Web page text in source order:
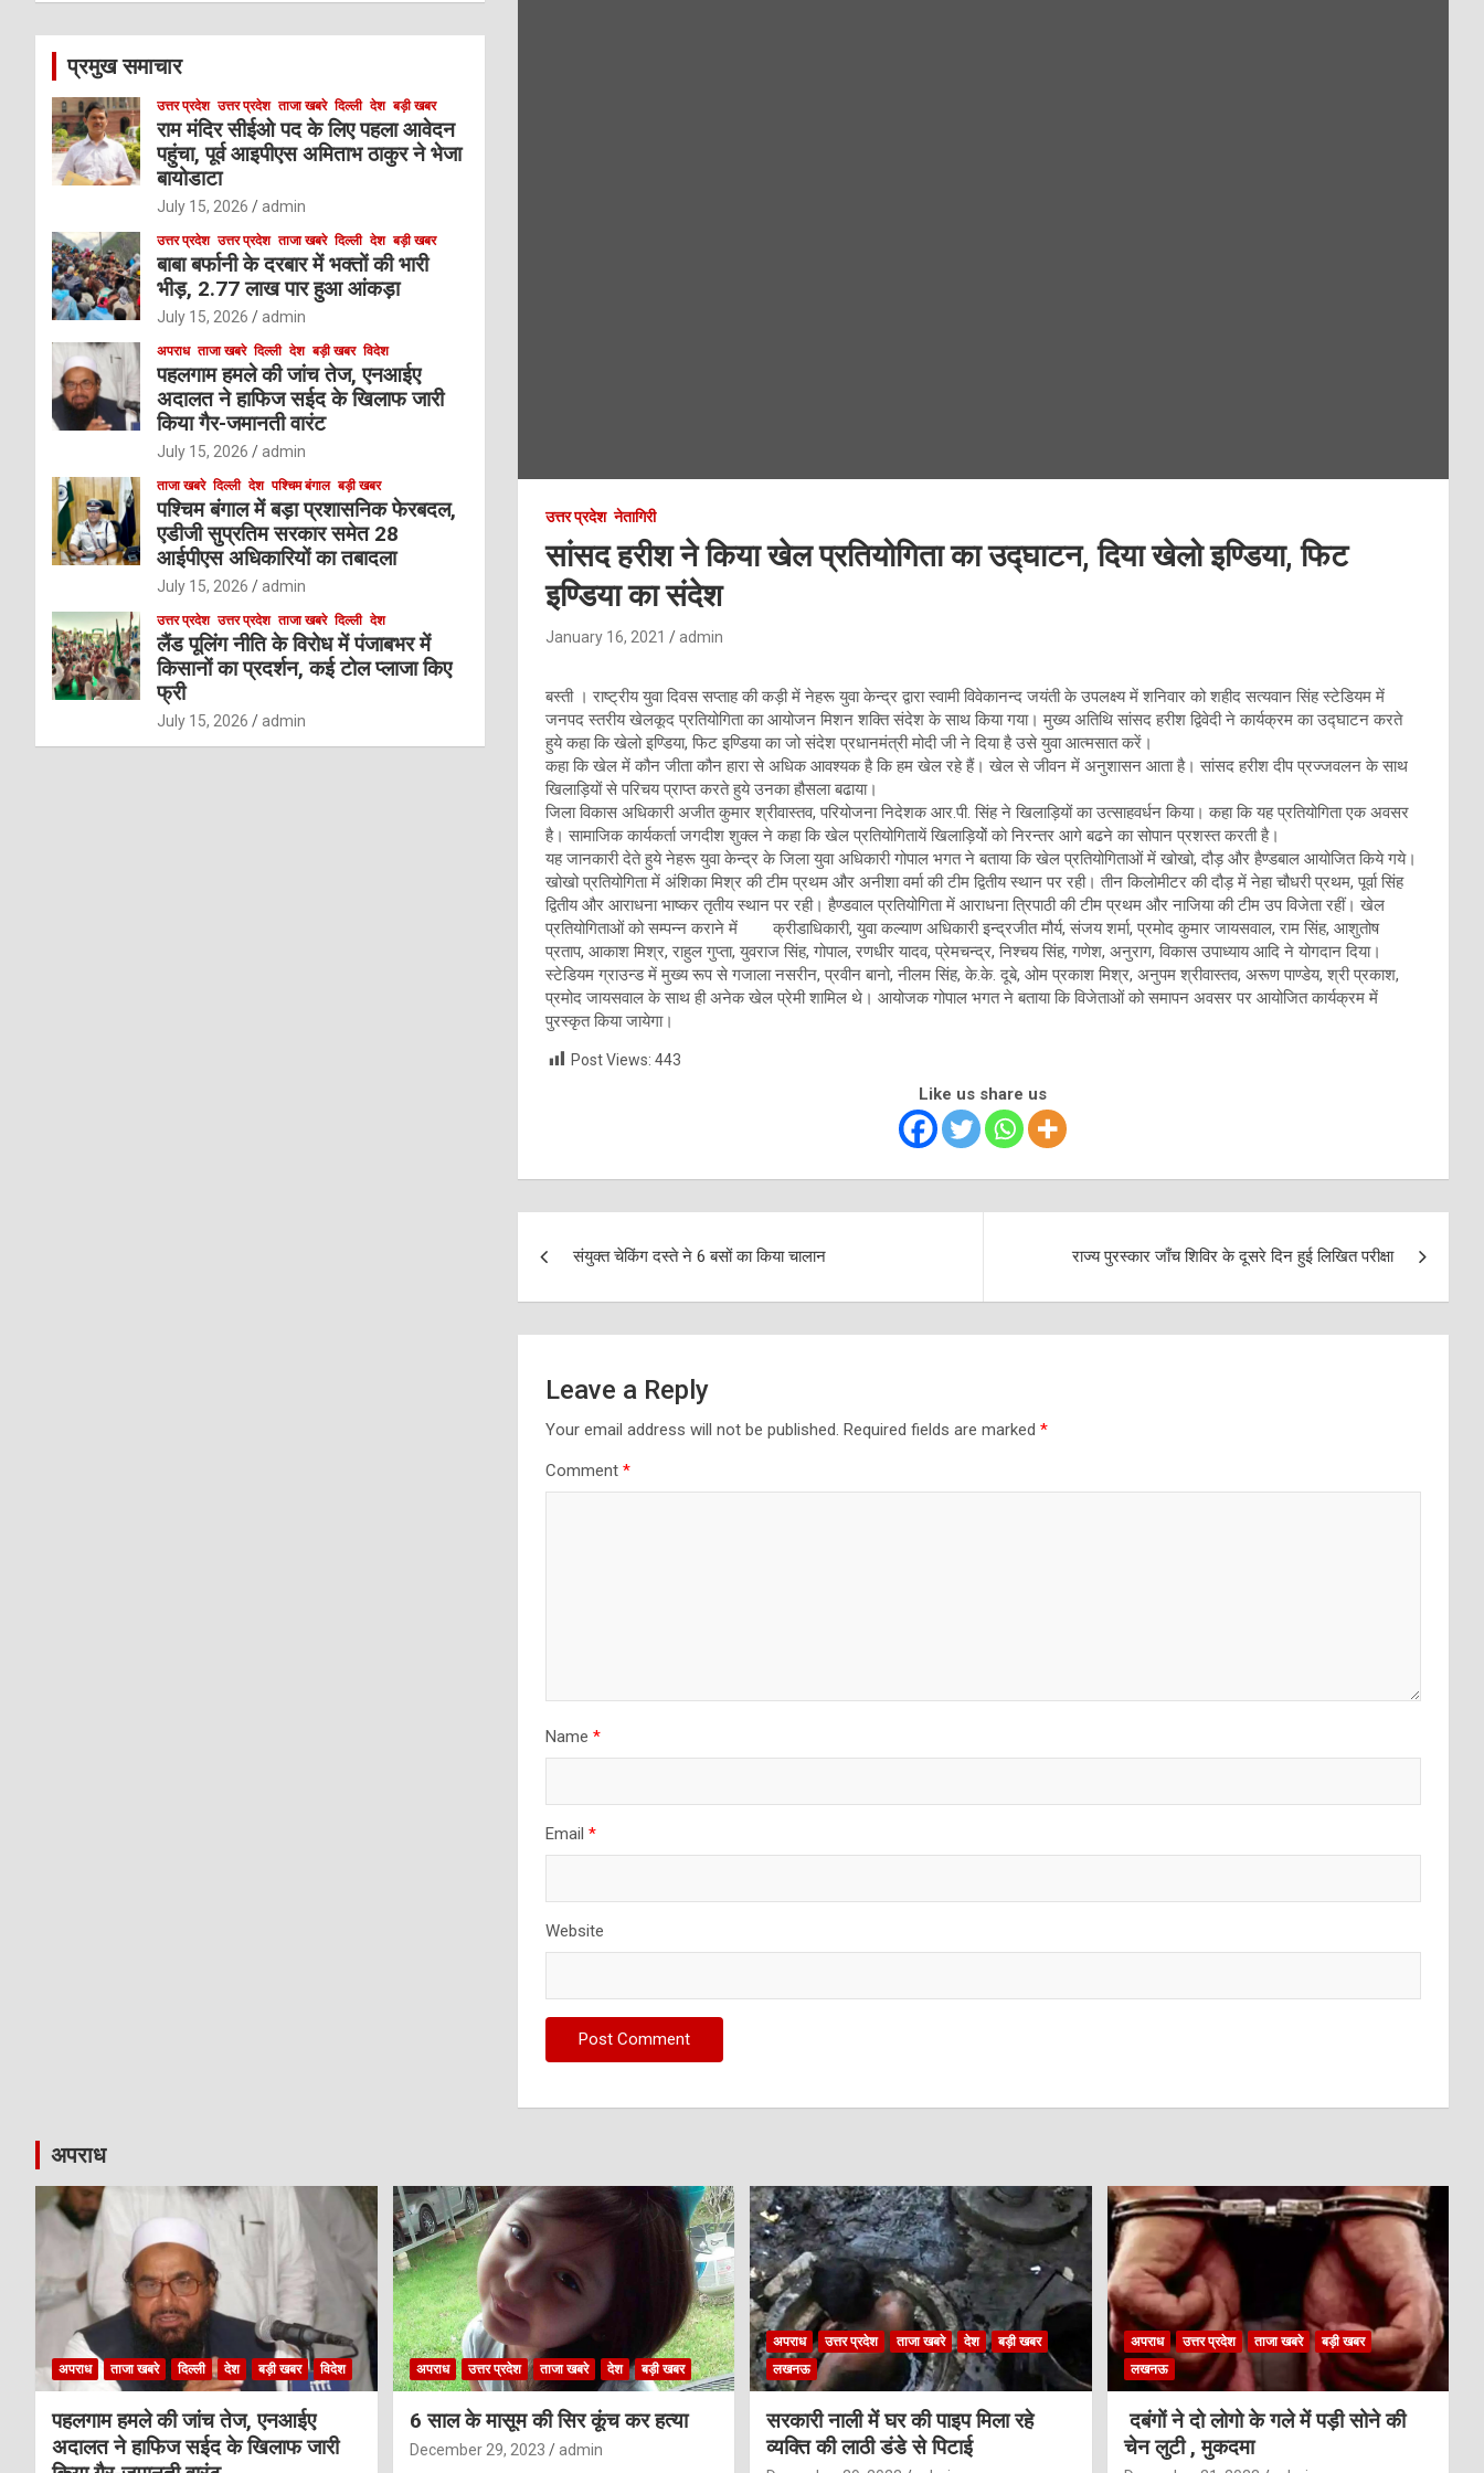
उत्तर प्रदेश नेतागिरी
सांसद हरीश ने किया खेल प्रतियोगिता का उद्घाटन, दिया खेलो इण्डिया, फिट
इण्डिया का संदेश
January 16, 2021 admin
बस्ती । राष्ट्रीय युवा दिवस सप्ताह की कड़ी में नेहरू युवा केन्द्र द्वारा स्वामी विवेकानन्द जयंती के उपलक्ष्य में शनिवार को शहीद सत्यवान सिंह स्टेडियम में
जनपद स्तरीय खेलकूद प्रतियोगिता का आयोजन मिशन शक्ति संदेश के साथ किया गया। मुख्य अतिथि सांसद हरीश द्विवेदी ने कार्यक्रम का उद्घाटन करते
हुये कहा कि खेलो इण्डिया, फिट इण्डिया का जो संदेश प्रधानमंत्री मोदी जी ने दिया है उसे युवा आत्मसात करें।
कहा कि खेल में कौन जीता कौन हारा से अधिक आवश्यक है कि हम खेल रहे हैं। खेल से जीवन में अनुशासन आता है। सांसद हरीश दीप प्रज्जवलन के साथ
खिलाड़ियों से परिचय प्राप्त करते हुये उनका हौसला बढाया।
जिला विकास अधिकारी अजीत कुमार श्रीवास्तव, परियोजना निदेशक आर.पी. सिंह ने खिलाड़ियों का उत्साहवर्धन किया। कहा कि यह प्रतियोगिता एक अवसर
है। सामाजिक कार्यकर्ता जगदीश शुक्ल ने कहा कि खेल प्रतियोगितायें खिलाड़ियोें को निरन्तर आगे बढने का सोपान प्रशस्त करती है।
यह जानकारी देते हुये नेहरू युवा केन्द्र के जिला युवा अधिकारी गोपाल भगत ने बताया कि खेल प्रतियोगिताओं में खोखो, दौड़ और हैण्डबाल आयोजित किये गये।
खोखो प्रतियोगिता में अंशिका मिश्र की टीम प्रथम और अनीशा वर्मा की टीम द्वितीय स्थान पर रही। तीन किलोमीटर की दौड़ में नेहा चौधरी प्रथम, पूर्वा सिंह
द्वितीय और आराधना भाष्कर तृतीय स्थान पर रही। हैण्डवाल प्रतियोगिता में आराधना त्रिपाठी की टीम प्रथम और नाजिया की टीम उप विजेता रहीं। खेल
प्रतियोगिताओं को सम्पन्न कराने में क्रीडाधिकारी, युवा कल्याण अधिकारी इन्द्रजीत मौर्य, संजय शर्मा, प्रमोद कुमार जायसवाल, राम सिंह, आशुतोष
प्रताप, आकाश मिश्र, राहुल गुप्ता, युवराज सिंह, गोपाल, रणधीर यादव, प्रेमचन्द्र, निश्चय सिंह, गणेश, अनुराग, विकास उपाध्याय आदि ने योगदान दिया।
स्टेडियम ग्राउन्ड में मुख्य रूप से गजाला नसरीन, प्रवीन बानो, नीलम सिंह, के.के. दूबे, ओम प्रकाश मिश्र, अनुपम श्रीवास्तव, अरूण पाण्डेय, श्री प्रकाश,
प्रमोद जायसवाल के साथ ही अनेक खेल प्रेमी शामिल थे। आयोजक गोपाल भगत ने बताया कि विजेताओं को समापन अवसर पर आयोजित कार्यक्रम में
पुरस्कृत किया जायेगा।
Post Views: 443
Like us share us
navigation
संयुक्त चेकिंग दस्ते ने 6 बसों का किया चालान राज्य पुरस्कार जाँच शिविर के दूसरे दिन हुई लिखित परीक्षा
Leave a Reply
Your email address will not be published. Required fields are marked *
Comment *
Name *
Email *
Website
c
प्रमुख समाचार
उत्तर प्रदेश उत्तर प्रदेश ताजा खबरे दिल्ली देश बड़ी खबर
राम मंदिर सीईओ पद के लिए पहला आवेदन
पहुंचा, पूर्व आइपीएस अमिताभ ठाकुर ने भेजा
बायोडाटा
July 15, 2026 admin
उत्तर प्रदेश उत्तर प्रदेश ताजा खबरे दिल्ली देश बड़ी खबर
बाबा बर्फानी के दरबार में भक्तों की भारी
भीड़, 2.77 लाख पार हुआ आंकड़ा
July 15, 2026 admin
अपराध ताजा खबरे दिल्ली देश बड़ी खबर विदेश
पहलगाम हमले की जांच तेज, एनआईए
अदालत ने हाफिज सईद के खिलाफ जारी
किया गैर-जमानती वारंट
July 15, 2026 admin
ताजा खबरे दिल्ली देश पश्चिम बंगाल बड़ी खबर
पश्चिम बंगाल में बड़ा प्रशासनिक फेरबदल,
एडीजी सुप्रतिम सरकार समेत 28
आईपीएस अधिकारियों का तबादला
July 15, 2026 admin
उत्तर प्रदेश उत्तर प्रदेश ताजा खबरे दिल्ली देश
लैंड पूलिंग नीति के विरोध में पंजाबभर में
किसानों का प्रदर्शन, कई टोल प्लाजा किए
फ्री
July 15, 2026 admin
अपराध
अपराध ताजा खबरे दिल्ली देश बड़ी खबर विदेश
पहलगाम हमले की जांच तेज, एनआईए
अदालत ने हाफिज सईद के खिलाफ जारी
अपराध उत्तर प्रदेश ताजा खबरे देश बड़ी खबर
6 साल के मासूम की सिर कूंच कर हत्या
December 29, 2023 admin
अपराध उत्तर प्रदेश ताजा खबरे देश
बड़ी खबर
लखनऊ
सरकारी नाली में घर की पाइप मिला रहे
व्यक्ति की लाठी डंडे से पिटाई
अपराध उत्तर प्रदेश ताजा खबरे
बड़ी खबर
लखनऊ
दबंगों ने दो लोगो के गले में पड़ी सोने की
चेन लुटी , मुकदमा